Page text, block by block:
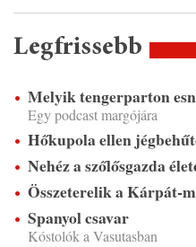
Legfrissebb
Melyik tengerparton
Egy podcast margójára
Hőkupola ellen
Nehéz a szőlősgazda
Összeterelik a Kárpát-
Spanyol csavar
Kóstolók a Vasutasban